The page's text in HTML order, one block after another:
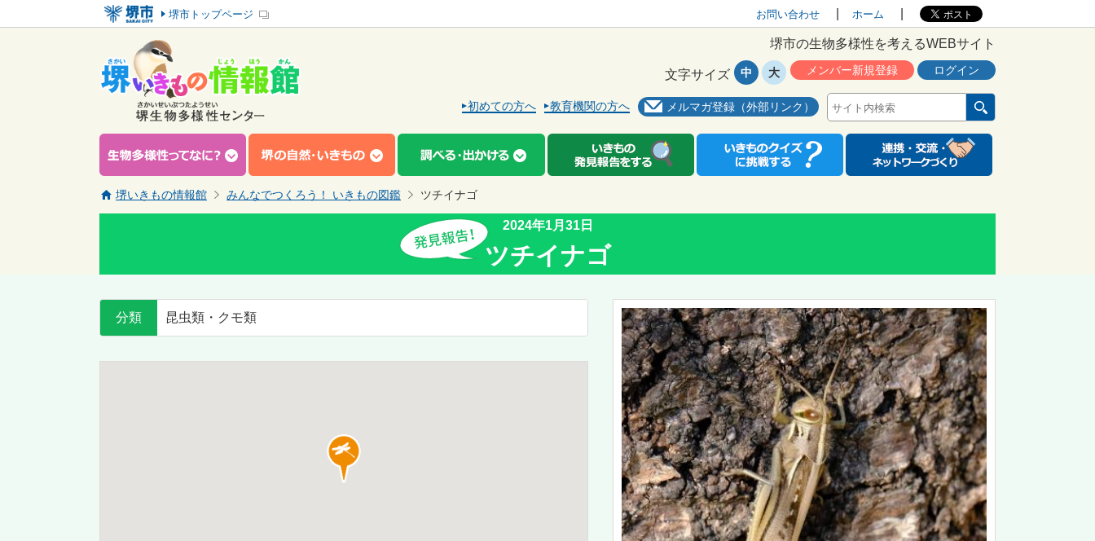
堺市トップページ お問い合わせ ホーム
堺市の生物多様性を考えるWEBサイト
初めての方へ 教育機関の方へ メルマガ登録（外部リンク）
メンバー新規登録 ログイン
文字サイズ 中 大
堺いきもの情報館 みんなでつくろう！ いきもの図鑑 ツチイナゴ
2024年1月31日
ツチイナゴ
分類 昆虫類・クモ類